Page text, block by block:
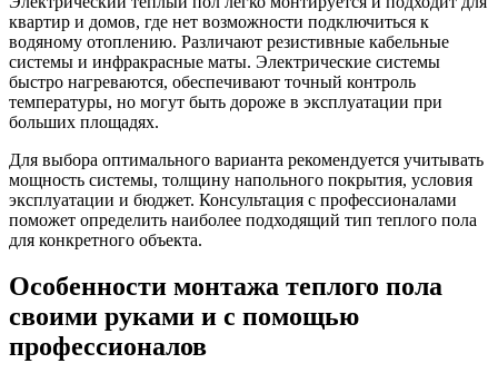
квартир и домов, где нет возможности подключиться к
водяному отоплению. Различают резистивные кабельные
системы и инфракрасные маты. Электрические системы
быстро нагреваются, обеспечивают точный контроль
температуры, но могут быть дороже в эксплуатации при
больших площадях.
Для выбора оптимального варианта рекомендуется учитывать
мощность системы, толщину напольного покрытия, условия
эксплуатации и бюджет. Консультация с профессионалами
поможет определить наиболее подходящий тип теплого пола
для конкретного объекта.
Особенности монтажа теплого пола
своими руками и с помощью
профессионалов